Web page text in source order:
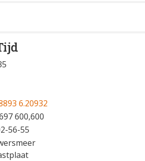
6.20932
600,600
56-55